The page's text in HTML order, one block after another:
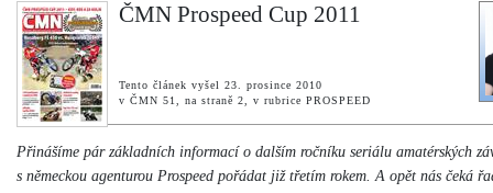
ČMN Prospeed Cup 2011
Tento článek vyšel 23. prosince 2010
v ČMN 51, na straně 2, v rubrice PROSPEED
Přinášíme pár základních informací o dalším ročníku seriálu amatérských
s německou agenturou Prospeed pořádat již třetím rokem. A opět nás čeká